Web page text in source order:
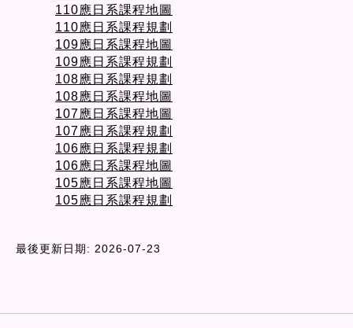
110應日系課程地圖
110應日系課程規劃
109應日系課程地圖
109應日系課程規劃
108應日系課程規劃
108應日系課程地圖
107應日系課程地圖
107應日系課程規劃
106應日系課程規劃
106應日系課程地圖
105應日系課程地圖
105應日系課程規劃
最後更新日期: 2026-07-23